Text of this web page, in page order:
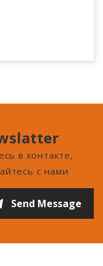
в контакте,
с нами